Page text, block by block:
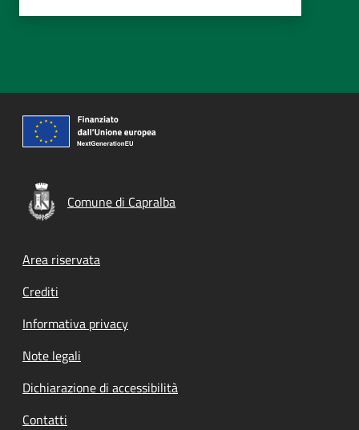
Comune di Capralba
Footer menu
Area riservata
Crediti
Informativa privacy
Note legali
Dichiarazione di accessibilità
Contatti